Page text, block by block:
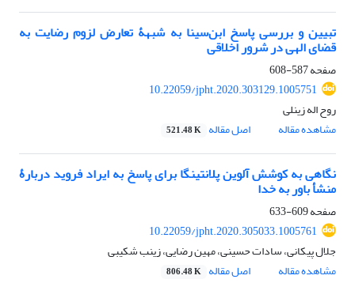
تبیین و بررسی پاسخ ابن‌سینا به شبهۀ تعارض لزوم رضایت به
قضای الهی در شرور اخلاقی
صفحه587-608
10.22059/jpht.2020.303129.1005751
روح اله زینلی
مشاهده مقاله
اصل مقاله 521.48 K
نگاهی به کوشش آلوین پلانتینگا برای پاسخ به ایراد فروید دربارۀ
منشأ باور به خدا
صفحه609-633
10.22059/jpht.2020.305033.1005761
جلال پیکانی، سادات حسینی، مهین رضایی، زینب شکیبی
مشاهده مقاله
اصل مقاله 806.48 K